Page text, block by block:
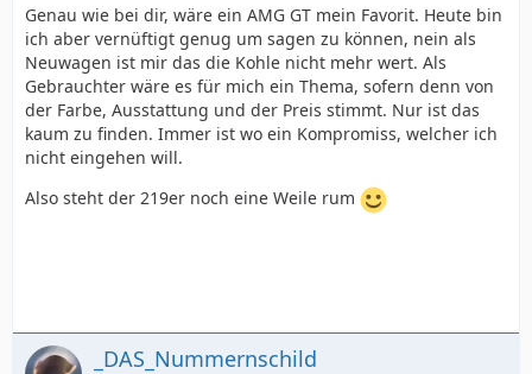
Genau wie bei dir, wäre ein AMG GT mein Favorit. Heute bin
ich aber vernüftigt genug um sagen zu können, nein als
Neuwagen ist mir das die Kohle nicht mehr wert. Als
Gebrauchter wäre es für mich ein Thema, sofern denn von
der Farbe, Ausstattung und der Preis stimmt. Nur ist das
kaum zu finden. Immer ist wo ein Kompromiss, welcher ich
nicht eingehen will.
Also steht der 219er noch eine Weile rum
_DAS_Nummernschild